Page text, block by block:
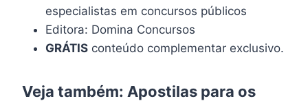
especialistas em concursos públicos
Editora: Domina Concursos
GRÁTIS conteúdo complementar exclusivo.
Veja também: Apostilas para os